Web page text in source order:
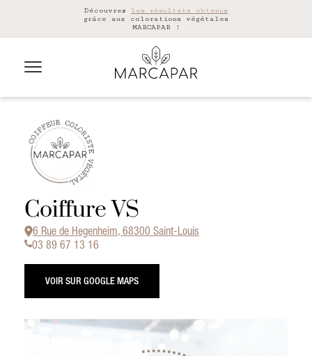
Découvrez les résultats obtenus
grâce aux colorations végétales
MARCAPAR !
Coiffure VS
6 Rue de Hegenheim, 68300 Saint-Louis
03 89 67 13 16
VOIR SUR GOOGLE MAPS